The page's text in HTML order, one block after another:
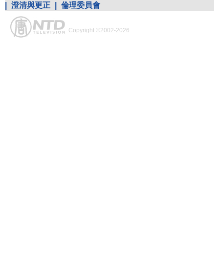
澄清與更正 倫理委員會
Copyright ©2002-2026